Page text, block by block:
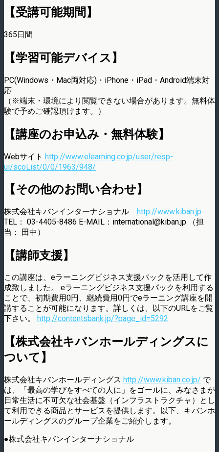
【受講可能期間】
365日間
【学習可能デバイス】
PC(Windows・Mac両対応)・iPhone・iPad・Android端末対
応
（※端末・環境により閲覧できない場合があります。無料体
験で予めご確認頂けます。）
【講座のお申込み・無料体験】
Webサイト http://www.elearning.co.jp/user/resp-
ui/scoList/0/0/1963/948/
【その他のお問い合わせ】
株式会社キバンインターナショナル http://www.kiban.jp
TEL： 03-4405-8486 E-MAIL：international@kiban.jp （担
当： 田中）
【講師支援】
この講座は、eラーニングビジネス支援パックを活用して作
成致しました。 eラーニングビジネス支援パックを利用する
ことで、初期費用0円、継続費用0円でeラーニング講座を開
講することが可能になります。詳しくは、以下のURLをご覧
下さい。
http://contentsbank.jp/?page_id=5292
【株式会社キバンホールディングスに
ついて】
株式会社キバンホールディングス http://www.kiban.co.jp/ で
は、「最高の学びをすべての人に」をゴールに、みなさまが
日常生活に不可欠な社会基盤（インフラストラクチャ）とし
て利用できる商品とサービスを提供します。以下、キバンホ
ールディングスのグループ企業をご紹介します。
●株式会社キバンインターナショナル